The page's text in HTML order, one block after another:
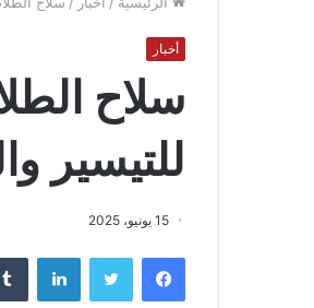
أخبار
سلاح
للتيسير
15 يونيو، 2025
فيسبوك تويتر